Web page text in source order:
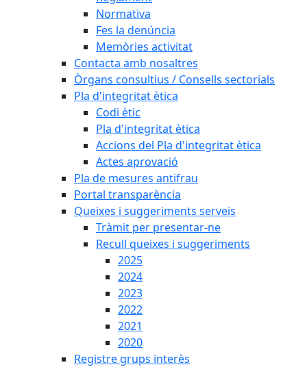
Normativa
Fes la denúncia
Memòries activitat
Contacta amb nosaltres
Òrgans consultius / Consells sectorials
Pla d'integritat ètica
Codi ètic
Pla d'integritat ètica
Accions del Pla d'integritat ètica
Actes aprovació
Pla de mesures antifrau
Portal transparència
Queixes i suggeriments serveis
Tràmit per presentar-ne
Recull queixes i suggeriments
2025
2024
2023
2022
2021
2020
Registre grups interès